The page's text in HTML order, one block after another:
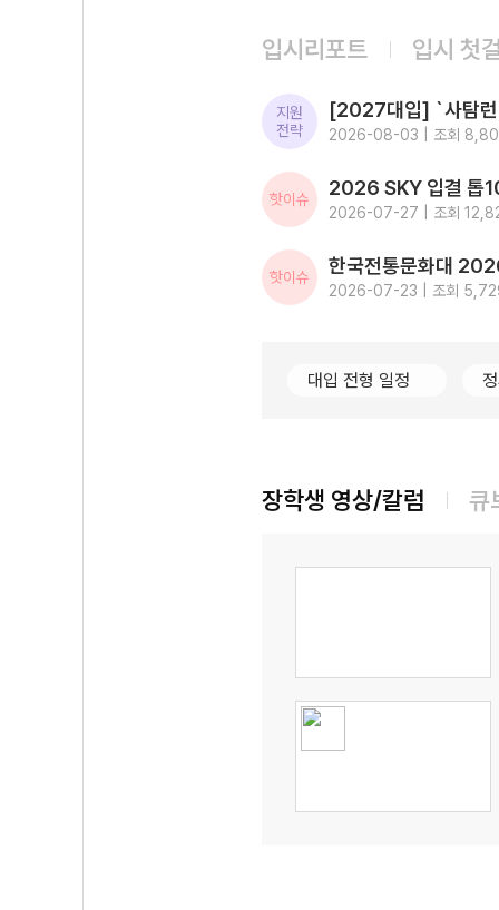
입시리포트 입시 첫
지원
전략
2026-08-03 | 조회
핫이슈
2026-07-27 | 조회
핫이슈
2026-07-23 | 조회
대입 전형 일정
장학생 영상/칼럼 큐